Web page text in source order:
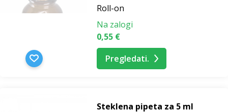
Roll-on
Na zalogi
0,55 €
Pregledati.
Steklena pipeta za 5 ml